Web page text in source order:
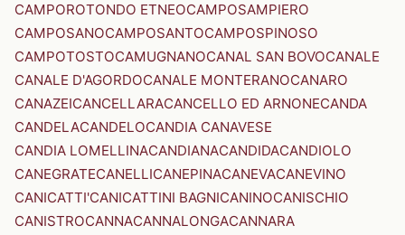
CAMPOROTONDO ETNEOCAMPOSAMPIERO
CAMPOSANOCAMPOSANTOCAMPOSPINOSO
CAMPOTOSTOCAMUGNANOCANAL SAN BOVOCANALE
CANALE D'AGORDOCANALE MONTERANOCANARO
CANAZEICANCELLARACANCELLO ED ARNONECANDA
CANDELACANDELOCANDIA CANAVESE
CANDIA LOMELLINACANDIANACANDIDACANDIOLO
CANEGRATECANELLICANEPINACANEVACANEVINO
CANICATTI'CANICATTINI BAGNICANINOCANISCHIO
CANISTROCANNACANNALONGACANNARA